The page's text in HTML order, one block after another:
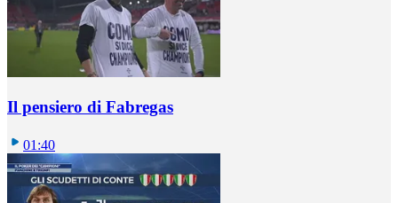
Il pensiero di Fabregas
01:40